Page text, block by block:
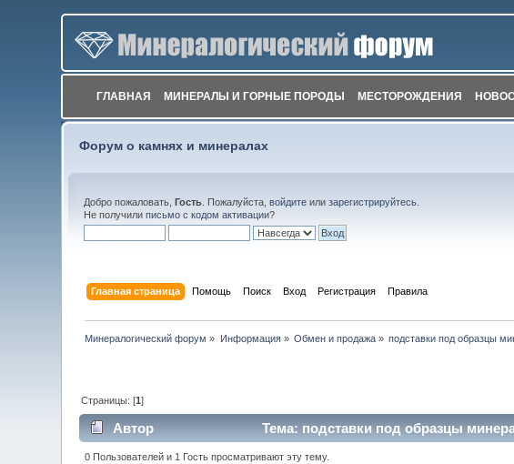
ГЛАВНАЯ МИНЕРАЛЫ И ГОРНЫЕ ПОРОДЫ МЕСТОРОЖДЕНИЯ
Форум о камнях и минералах
Добро пожаловать,Гость . Пожалуйста,войдите илизарегистрируйтесь
Не получилиписьмо с кодом активации?
Главная страница Помощь Поиск Вход Регистрация Правила
Минералогический форум » Информация» Обмен и продажа » подставки под образцы
Страницы: [1]
Автор Тема: подставки под образцы
0 Пользователей и 1 Гость просматривают эту тему.